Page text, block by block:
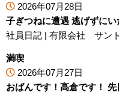
2026年07月28日
子ぎつねに遭遇 逃げずに
社員日記 | 有限会社 サン
満喫
2026年07月27日
おばんです！高倉です！